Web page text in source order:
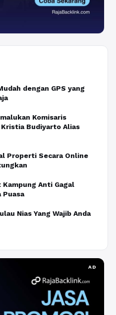
dengan GPS yang
Komisaris
Budiyarto Alias
Properti Secara Online
Anti Gagal
Puasa
Nias Yang Wajib Anda
AD